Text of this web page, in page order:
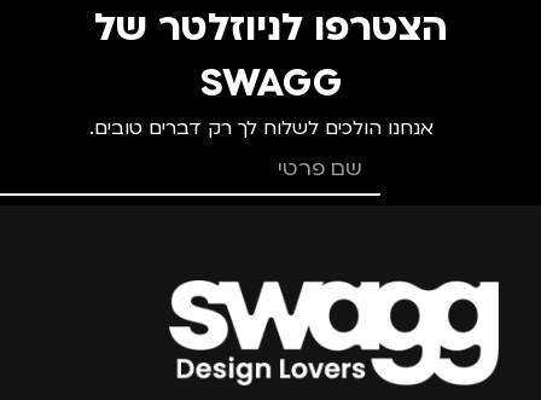
הצטרפו לניוזלטר של
SWAGG
אנחנו הולכים לשלוח לך רק דברים טובים.
צרפו אותי למועדון